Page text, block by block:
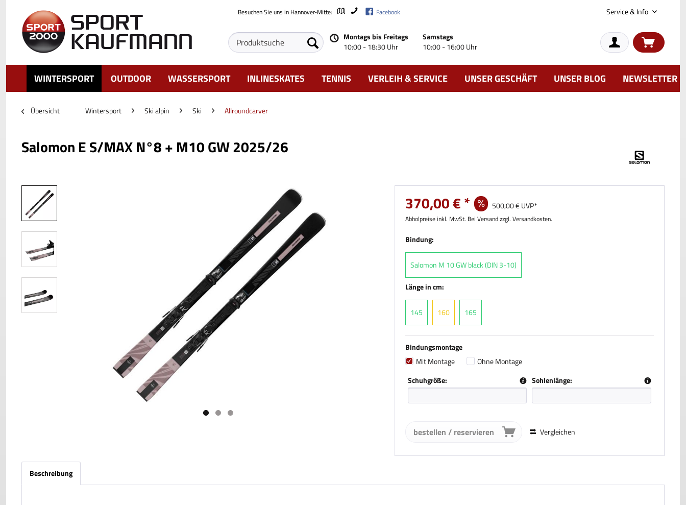
Besuchen Sie uns in Hannover-Mitte: Facebook Service & Info
Montags bis Freitags
10:00 - 18:30 Uhr
Samstags
10:00 - 16:00 Uhr
WINTERSPORT OUTDOOR WASSERSPORT INLINESKATES TENNIS VERLEIH & SERVICE UNSER GESCHÄFT UNSER BLOG NEWSLETTER
Übersicht Wintersport Ski alpin Ski Allroundcarver
Salomon E S/MAX N°8 + M10 GW 2025/26
370,00 € * 500,00 € UVP*
Abholpreise inkl. MwSt. Bei Versand zzgl. Versandkosten.
Bindung:
Salomon M 10 GW black (DIN 3-10)
Länge in cm:
145 160 165
Bindungsmontage
Mit Montage
Ohne Montage
Schuhgröße:
Sohlenlänge:
bestellen / reservieren Vergleichen
Beschreibung